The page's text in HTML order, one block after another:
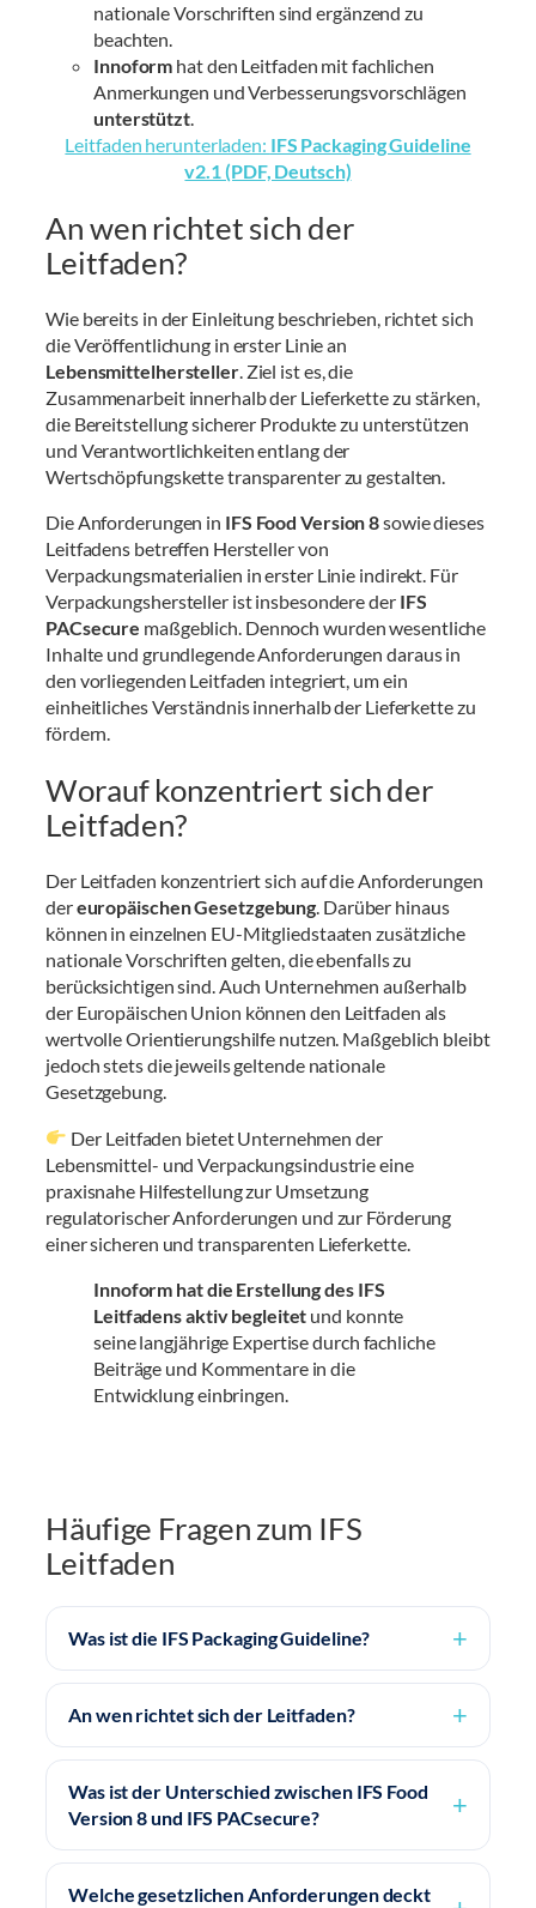
nationale Vorschriften sind ergänzend zu
beachten.
Innoform hat den Leitfaden mit fachlichen
Anmerkungen und Verbesserungsvorschlägen
unterstützt.
Leitfaden herunterladen: IFS Packaging Guideline
v2.1 (PDF, Deutsch)
An wen richtet sich der
Leitfaden?
Wie bereits in der Einleitung beschrieben, richtet sich
die Veröffentlichung in erster Linie an
Lebensmittelhersteller. Ziel ist es, die
Zusammenarbeit innerhalb der Lieferkette zu stärken,
die Bereitstellung sicherer Produkte zu unterstützen
und Verantwortlichkeiten entlang der
Wertschöpfungskette transparenter zu gestalten.
Die Anforderungen in IFS Food Version 8sowie dieses
Leitfadens betreffen Hersteller von
Verpackungsmaterialien in erster Linie indirekt. Für
Verpackungshersteller ist insbesondere der IFS
PACsecure maßgeblich. Dennoch wurden wesentliche
Inhalte und grundlegende Anforderungen daraus in
den vorliegenden Leitfaden integriert, um ein
einheitliches Verständnis innerhalb der Lieferkette zu
fördern.
Worauf konzentriert sich der
Leitfaden?
Der Leitfaden konzentriert sich auf die Anforderungen
dereuropäischen Gesetzgebung. Darüber hinaus
können in einzelnen EU-Mitgliedstaaten zusätzliche
nationale Vorschriften gelten, die ebenfalls zu
berücksichtigen sind. Auch Unternehmen außerhalb
der Europäischen Union können den Leitfaden als
wertvolle Orientierungshilfe nutzen. Maßgeblich bleibt
jedoch stets die jeweils geltende nationale
Gesetzgebung.
Der Leitfaden bietet Unternehmen der
Lebensmittel- und Verpackungsindustrie eine
praxisnahe Hilfestellung zur Umsetzung
regulatorischer Anforderungen und zur Förderung
einer sicheren und transparenten Lieferkette.
Innoform hat die Erstellung des IFS
Leitfadens aktiv begleitet und konnte
seine langjährige Expertise durch fachliche
Beiträge und Kommentare in die
Entwicklung einbringen.
Häufige Fragen zum IFS
Leitfaden
Was ist die IFS Packaging Guideline?
An wen richtet sich der Leitfaden?
Was ist der Unterschied zwischen IFS Food
Version 8 und IFS PACsecure?
Welche gesetzlichen Anforderungen deckt